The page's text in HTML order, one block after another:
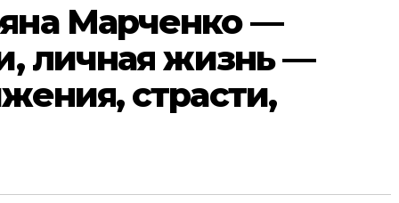
Марченко —
личная жизнь —
страсти,